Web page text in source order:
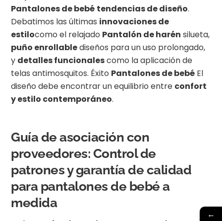
Pantalones de bebé tendencias de diseño.
Debatimos las últimas innovaciones de
estilocomo el relajado Pantalón de harén silueta,
puño enrollablediseños para un uso prolongado,
y detalles funcionalescomo la aplicación de
telas antimosquitos. Éxito Pantalones de bebé El
diseño debe encontrar un equilibrio entre confort
y estilo contemporáneo.
Guía de asociación con
proveedores: Control de
patrones y garantía de calidad
para pantalones de bebé a
medida
←